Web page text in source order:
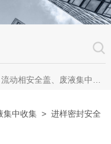
动溶出杯清洗仪、全自动溶出脱气机、无管道通风柜、无管道药品柜
集中收集 >进样密封安全